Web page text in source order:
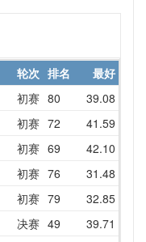
轮次 排名 最好
初赛 80 39.08
初赛 72 41.59
初赛 69 42.10
初赛 76 31.48
初赛 79 32.85
决赛 49 39.71